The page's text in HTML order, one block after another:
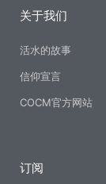
关于我们
活水的故事
信仰宣言
COCM官方网站
订阅